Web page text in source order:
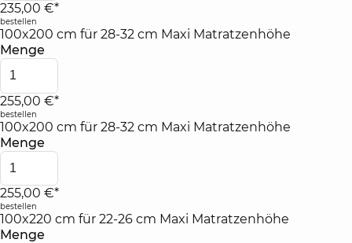
235,00 €*
bestellen
100x200 cm für 28-32 cm Maxi Matratzenhöhe
Menge
255,00 €*
bestellen
100x200 cm für 28-32 cm Maxi Matratzenhöhe
Menge
255,00 €*
bestellen
100x220 cm für 22-26 cm Maxi Matratzenhöhe
Menge